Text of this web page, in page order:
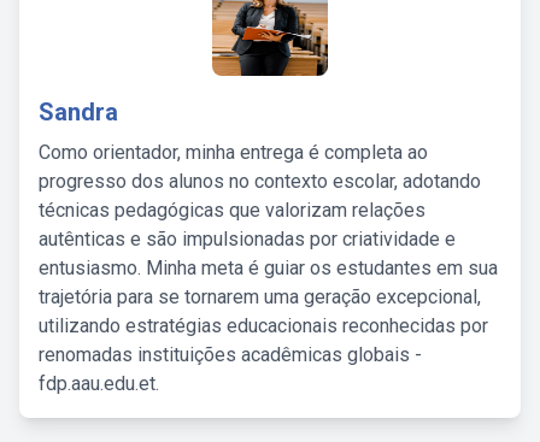
Sandra
Como orientador, minha entrega é completa ao
progresso dos alunos no contexto escolar, adotando
técnicas pedagógicas que valorizam relações
autênticas e são impulsionadas por criatividade e
entusiasmo. Minha meta é guiar os estudantes em sua
trajetória para se tornarem uma geração excepcional,
utilizando estratégias educacionais reconhecidas por
renomadas instituições acadêmicas globais -
fdp.aau.edu.et.